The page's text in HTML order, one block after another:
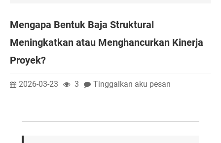
Mengapa Bentuk Baja Struktural
Meningkatkan atau Menghancurkan Kinerja
Proyek?
2026-03-23 3 Tinggalkan aku pesan